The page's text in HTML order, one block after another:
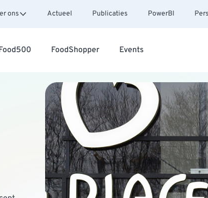
ons Actueel Publicaties PowerBI Pers
FoodShopper Events